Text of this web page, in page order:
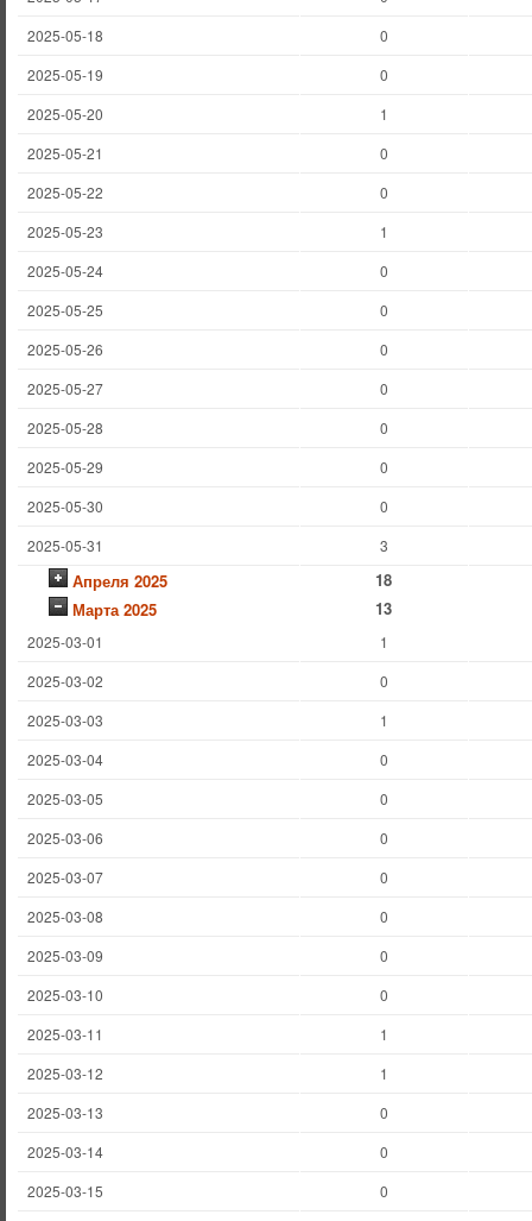
2025-05-18
0
2025-05-19
0
2025-05-20
1
2025-05-21
0
2025-05-22
0
2025-05-23
1
2025-05-24
0
2025-05-25
0
2025-05-26
0
2025-05-27
0
2025-05-28
0
2025-05-29
0
2025-05-30
0
2025-05-31
3
Апреля 2025
18
Марта 2025
13
2025-03-01
1
2025-03-02
0
2025-03-03
1
2025-03-04
0
2025-03-05
0
2025-03-06
0
2025-03-07
0
2025-03-08
0
2025-03-09
0
2025-03-10
0
2025-03-11
1
2025-03-12
1
2025-03-13
0
2025-03-14
0
2025-03-15
0